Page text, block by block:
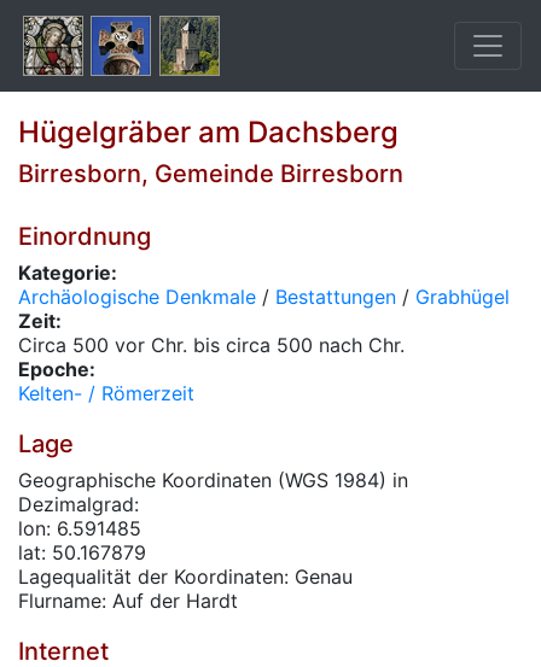
Hügelgräber am Dachsberg
Birresborn, Gemeinde Birresborn
Einordnung
Kategorie:
Archäologische Denkmale / Bestattungen / Grabhügel
Zeit:
Circa 500 vor Chr. bis circa 500 nach Chr.
Epoche:
Kelten- / Römerzeit
Lage
Geographische Koordinaten (WGS 1984) in
Dezimalgrad:
lon: 6.591485
lat: 50.167879
Lagequalität der Koordinaten: Genau
Flurname: Auf der Hardt
Internet